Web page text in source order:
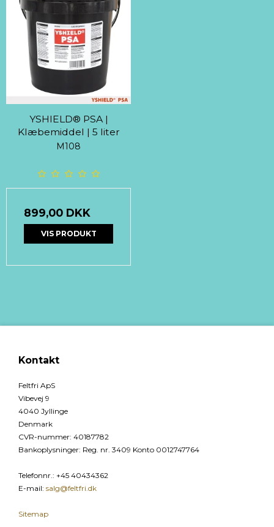
YSHIELD® PSA |
Klæbemiddel | 5 liter
M108
899,00 DKK
VIS PRODUKT
Kontakt
Feltfri ApS
Vibevej 9
4040 Jyllinge
Denmark
CVR-nummer: 40187782
Bankoplysninger: Reg. nr. 3409 Konto 0012747764
Telefonnr.: +45 40434362
E-mail: salg@feltfri.dk
Sitemap